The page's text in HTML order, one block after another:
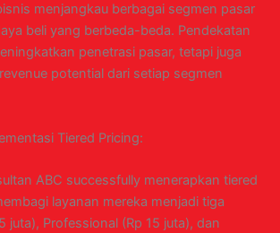
menjangkau berbagai segmen pasar
beli yang berbeda-beda. Pendekatan
penetrasi pasar, tetapi juga
potential dari setiap segmen
Tiered Pricing:
ABC successfully menerapkan tiered
layanan mereka menjadi tiga
juta), Professional (Rp 15 juta), dan